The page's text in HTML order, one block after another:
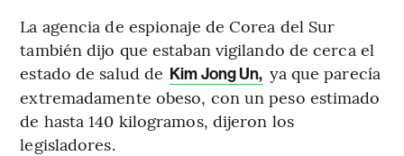
La agencia de espionaje de Corea del Sur
también dijo que estaban vigilando de cerca el
estado de salud de Kim Jong Un, ya que parecía
extremadamente obeso, con un peso estimado
de hasta 140 kilogramos, dijeron los
legisladores.